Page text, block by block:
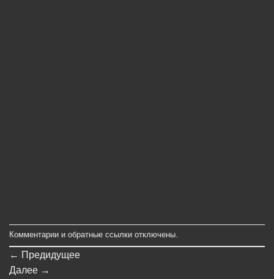
Комментарии и обратные ссылки отключены.
← Предидущее
Далее →